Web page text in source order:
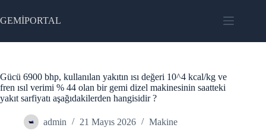
to
content
GEMİPORTAL
Gücü 6900 bhp, kullanılan yakıtın ısı değeri 10^4 kcal/kg ve
fren ısıl verimi % 44 olan bir gemi dizel makinesinin saatteki
yakıt sarfiyatı aşağıdakilerden hangisidir ?
admin 21 Mayıs 2026 Makine